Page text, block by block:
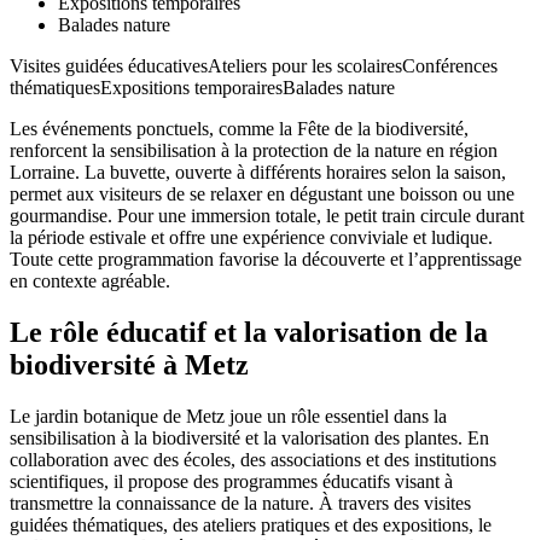
Balades nature
Visites guidées éducativesAteliers pour les scolairesConférences
thématiquesExpositions temporairesBalades nature
Les événements ponctuels, comme la Fête de la biodiversité,
renforcent la sensibilisation à la protection de la nature en région
Lorraine. La buvette, ouverte à différents horaires selon la saison,
permet aux visiteurs de se relaxer en dégustant une boisson ou une
gourmandise. Pour une immersion totale, le petit train circule durant
la période estivale et offre une expérience conviviale et ludique.
Toute cette programmation favorise la découverte et l’apprentissage
en contexte agréable.
Le rôle éducatif et la valorisation de la
biodiversité à Metz
Le jardin botanique de Metz joue un rôle essentiel dans la
sensibilisation à la biodiversité et la valorisation des plantes. En
collaboration avec des écoles, des associations et des institutions
scientifiques, il propose des programmes éducatifs visant à
transmettre la connaissance de la nature. À travers des visites
guidées thématiques, des ateliers pratiques et des expositions, le